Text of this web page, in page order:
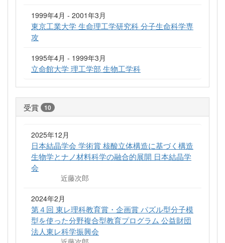
1999年4月 - 2001年3月
東京工業大学 生命理工学研究科 分子生命科学専
攻
1995年4月 - 1999年3月
立命館大学 理工学部 生物工学科
受賞 10
2025年12月
日本結晶学会 学術賞 核酸立体構造に基づく構造
生物学とナノ材料科学の融合的展開 日本結晶学
会
近藤次郎
2024年2月
第４回 東レ理科教育賞・企画賞 パズル型分子模
型を使った分野複合型教育プログラム 公益財団
法人東レ科学振興会